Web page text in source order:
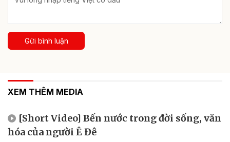
Gửi bình luận
XEM THÊM MEDIA
[Short Video] Bến nước trong đời sống, văn
hóa của người Ê Đê